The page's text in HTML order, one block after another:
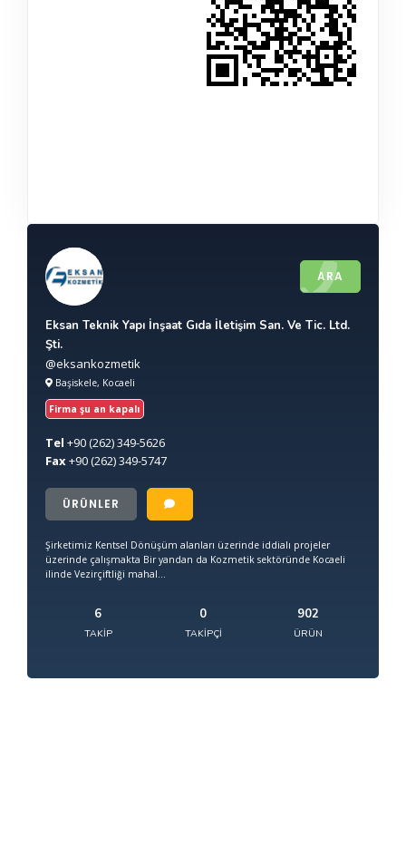
ARA
Eksan Teknik Yapı İnşaat Gıda İletişim San. Ve Tic. Ltd.
Şti.
@eksankozmetik
Başiskele, Kocaeli
Firma şu an kapalı
Tel +90(262) 349-5626
Fax+90(262) 349-5747
ÜRÜNLER
Şirketimiz Kentsel Dönüşüm alanları üzerinde iddialı projeler
üzerinde çalışmakta Bir yandan da Kozmetik sektöründe Kocaeli
ilinde Vezirçiftliği mahal...
6
TAKIP
0
TAKIPÇI
902
ÜRÜN